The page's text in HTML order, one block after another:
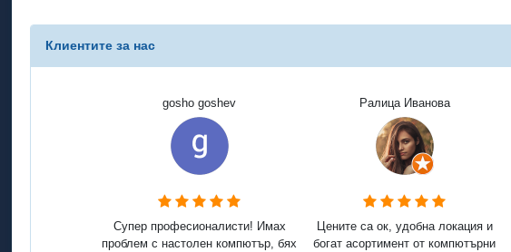
Клиентите за нас
gosho goshev
Супер професионалисти! Имах
проблем с настолен компютър, бях
Ралица Иванова
Цените са ок, удобна локация и
богат асортимент от компютърни